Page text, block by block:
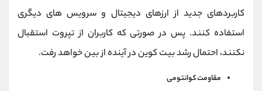
کاربردهای جدید از ارزهای دیجیتال و سرویس های دیگری
استفاده کنند. پس در صورتی که کاربران از تپروت استقبال
نکنند، احتمال رشد بیت کوین در آینده از بین خواهد رفت.
مقاومت کوانتومی